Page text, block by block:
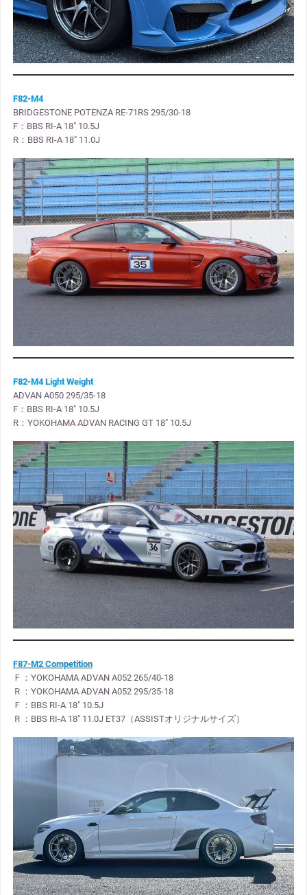
F82-M4
BRIDGESTONE POTENZA RE-71RS 295/30-18
F：BBS RI-A 18″ 10.5J
R：BBS RI-A 18″ 11.0J
F82-M4 Light Weight
ADVAN A050 295/35-18
F：BBS RI-A 18″ 10.5J
R：YOKOHAMA ADVAN RACING GT 18″ 10.5J
F87-M2 Competition
Ｆ：YOKOHAMA ADVAN A052 265/40-18
Ｒ：YOKOHAMA ADVAN A052 295/35-18
Ｆ：BBS RI-A 18″ 10.5J
Ｒ：BBS RI-A 18″ 11.0J ET37（ASSISTオリジナルサイズ）